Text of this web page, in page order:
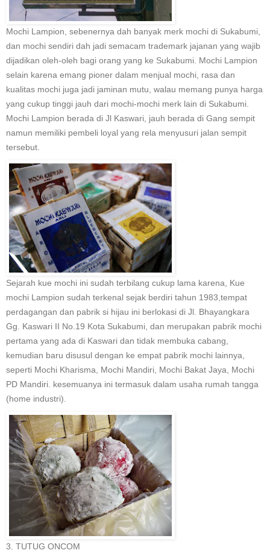
Mochi Lampion, sebenernya dah banyak merk mochi di Sukabumi,
dan mochi sendiri dah jadi semacam trademark jajanan yang wajib
dijadikan oleh-oleh bagi orang yang ke Sukabumi. Mochi Lampion
selain karena emang pioner dalam menjual mochi, rasa dan
kualitas mochi juga jadi jaminan mutu, walau memang punya harga
yang cukup tinggi jauh dari mochi-mochi merk lain di Sukabumi.
Mochi Lampion berada di Jl Kaswari, jauh berada di Gang sempit
namun memiliki pembeli loyal yang rela menyusuri jalan sempit
tersebut.
Sejarah kue mochi ini sudah terbilang cukup lama karena, Kue
mochi Lampion sudah terkenal sejak berdiri tahun 1983,tempat
perdagangan dan pabrik si hijau ini berlokasi di Jl. Bhayangkara
Gg. Kaswari II No.19 Kota Sukabumi, dan merupakan pabrik mochi
pertama yang ada di Kaswari dan tidak membuka cabang,
kemudian baru disusul dengan ke empat pabrik mochi lainnya,
seperti Mochi Kharisma, Mochi Mandiri, Mochi Bakat Jaya, Mochi
PD Mandiri. kesemuanya ini termasuk dalam usaha rumah tangga
(home industri).
3. TUTUG ONCOM